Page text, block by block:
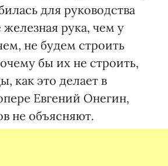
для руководства
рука, чем у
не будем строить
бы их не строить,
как это делает в
Евгений Онегин,
не объясняют.